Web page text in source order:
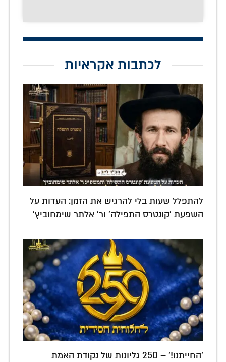
לכתבות אקראיות
להתפלל שעות בלי להרגיש את הזמן: העדות על
השפעת 'קונטרס התפילה' ור' אלתר שימחוביץ'
'החייתנו!' – 250 גליונות של נקודת האמת